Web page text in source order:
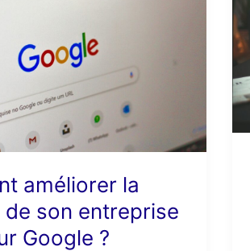
améliorer la
son entreprise
Google ?